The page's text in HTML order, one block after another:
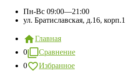
Пн-Вс 09:00—21:00
ул. Братиславская, д.16, корп.1
Главная
0
Сравнение
0
Избранное